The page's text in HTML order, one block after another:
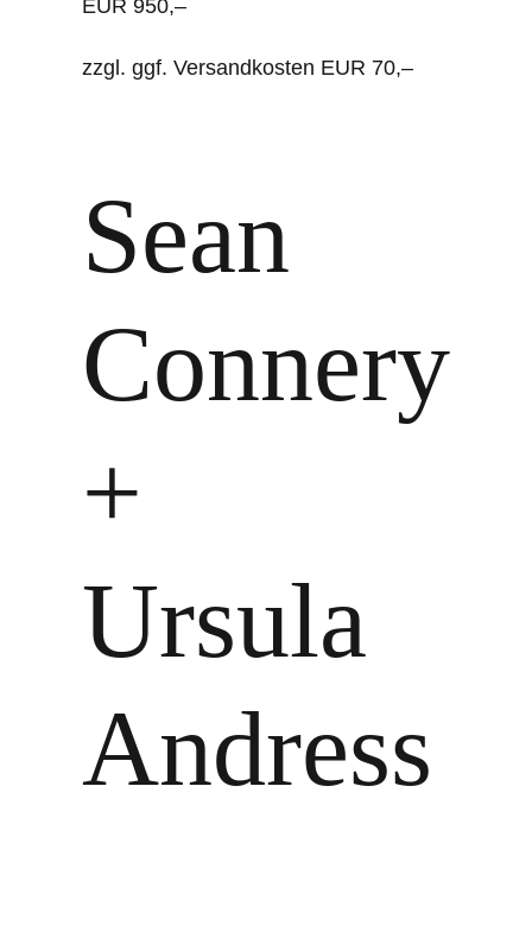
EUR 950,–
zzgl. ggf. Versandkosten EUR 70,–
Sean
Connery
+
Ursula
Andress